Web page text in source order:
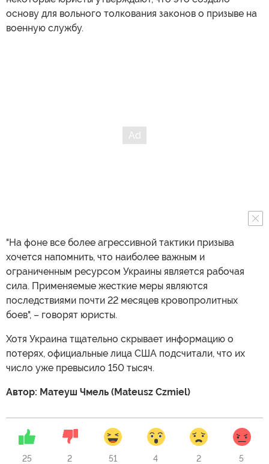
основу для вольного толкования законов о призыве на
военную службу.
"На фоне все более агрессивной тактики призыва
хочется напомнить, что наиболее важным и
ограниченным ресурсом Украины является рабочая
сила. Применяемые жесткие меры являются
последствиями почти 22 месяцев кровопролитных
боев", – говорят юристы.
Хотя Украина тщательно скрывает информацию о
потерях, официальные лица США подсчитали, что их
число уже превысило 150 тысяч.
Автор: Матеуш Чмель (Mateusz Czmiel)
25 2 51 4 2 5